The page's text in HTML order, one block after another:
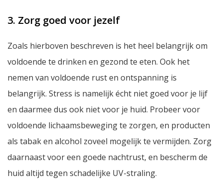
3. Zorg goed voor jezelf
Zoals hierboven beschreven is het heel belangrijk om
voldoende te drinken en gezond te eten. Ook het
nemen van voldoende rust en ontspanning is
belangrijk. Stress is namelijk écht niet goed voor je lijf
en daarmee dus ook niet voor je huid. Probeer voor
voldoende lichaamsbeweging te zorgen, en producten
als tabak en alcohol zoveel mogelijk te vermijden. Zorg
daarnaast voor een goede nachtrust, en bescherm de
huid altijd tegen schadelijke UV-straling.